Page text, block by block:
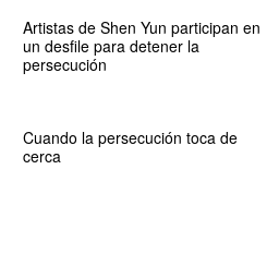
Artistas de Shen Yun participan en
un desfile para detener la
persecución
Cuando la persecución toca de
cerca